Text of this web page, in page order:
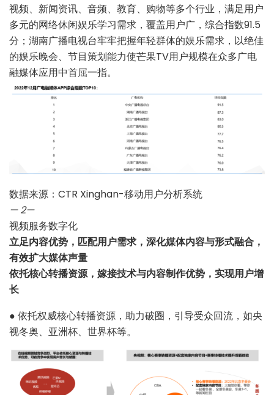
视频、新闻资讯、音频、教育、购物等多个行业，满足用户
多元的网络休闲娱乐学习需求，覆盖用户广，综合指数91.5
分；湖南广播电视台牢牢把握年轻群体的娱乐需求，以绝佳
的娱乐晚会、节目策划能力使芒果TV用户规模在众多广电
融媒体应用中首屈一指。
数据来源：CTR Xinghan-移动用户分析系统
— 2—
视频服务数字化
立足内容优势，匹配用户需求，深化媒体内容与形式融合，
有效扩大媒体声量
依托核心转播资源，嫁接技术与内容制作优势，实现用户增
长
● 依托权威核心转播资源，助力破圈，引导受众回流，如央
视冬奥、亚洲杯、世界杯等。